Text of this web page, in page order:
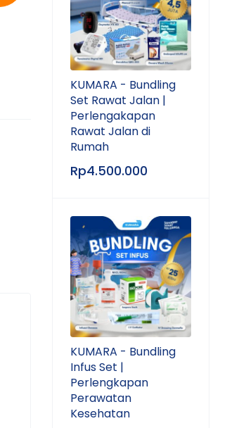
KUMARA - Bundling
Set Rawat Jalan |
Perlengakapan
Rawat Jalan di
Rumah
Rp4.500.000
KUMARA - Bundling
Infus Set |
Perlengkapan
Perawatan
Kesehatan